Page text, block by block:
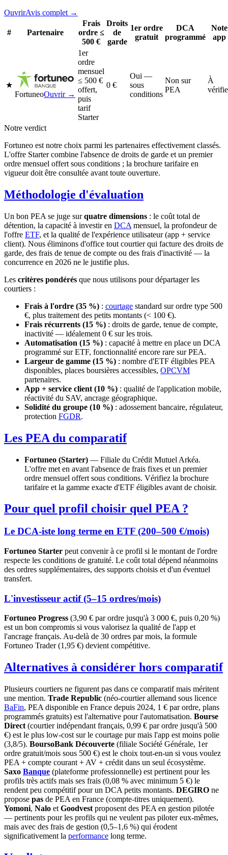
OuvrirAvis complet →
# Partenaire
Frais
ordre ≤
500 €
Droits
de
garde
1er ordre
gratuit
DCA
programmé
Note
app
★
FortuneoOuvrir →
1er
ordre
mensuel
≤ 500 €
offert,
puis
tarif
Starter
0 €
Oui —
sous
conditions
Non sur
PEA
À
Notre verdict
Fortuneo est notre choix parmi les partenaires effectivement classés.
L'offre Starter combine l'absence de droits de garde et un premier
ordre mensuel offert sous conditions ; la brochure tarifaire en
vigueur doit être consultée avant toute ouverture.
Méthodologie d'évaluation
Un bon PEA se juge surquatre dimensions : le coût total de
détention, la capacité à investir en DCA mensuel, la profondeur de
l'offre ETF, et la qualité de l'expérience utilisateur (app + service
client). Nous éliminons d'office tout courtier qui facture des droits de
garde, des frais de tenue de compte ou des frais d'inactivité — la
concurrence en 2026 ne le justifie plus.
Les critères pondérés que nous utilisons pour départager les
courtiers :
Frais à l'ordre (35 %) : courtage standard sur ordre type 500
€, plus traitement des petits montants (< 100 €).
Frais récurrents (15 %) : droits de garde, tenue de compte,
inactivité — idéalement 0 € sur les trois.
Automatisation (15 %) : capacité à mettre en place un DCA
programmé sur ETF, fonctionnalité encore rare sur PEA.
Largeur de gamme (15 %) : nombre d'ETF éligibles PEA
disponibles, places boursières accessibles, OPCVM
partenaires.
App + service client (10 %) : qualité de l'application mobile,
réactivité du SAV, ancrage géographique.
Solidité du groupe (10 %) : adossement bancaire, régulateur,
protection FGDR.
Les PEA du comparatif
Fortuneo (Starter) — Filiale du Crédit Mutuel Arkéa.
L'offre met en avant l'absence de frais fixes et un premier
ordre mensuel offert sous conditions. Vérifiez la brochure
tarifaire et la gamme exacte d'ETF éligibles avant de choisir.
Pour quel profil choisir quel PEA ?
Le DCA-iste long terme en ETF (200–500 €/mois)
Fortuneo Starter peut convenir à ce profil si le montant de l'ordre
respecte les conditions de gratuité. Le coût total dépend néanmoins
des ordres supplémentaires, des supports choisis et d'un éventuel
transfert.
L'investisseur actif (5–15 ordres/mois)
Fortuneo Progress (3,90 € par ordre jusqu'à 3 000 €, puis 0,20 %)
est un bon compromis si vous valorisez la qualité de l'app et
l'ancrage français. Au-delà de 30 ordres par mois, la formule
Fortuneo Trader (1,95 €) devient compétitive.
Alternatives à considérer hors comparatif
Plusieurs courtiers ne figurent pas dans ce comparatif mais méritent
une mention. Trade Republic (néo-courtier allemand sous licence
BaFin, PEA disponible en France depuis 2024, 1 € par ordre, plans
programmés gratuits) est l'alternative pour l'automatisation. Bourse
Direct (courtier indépendant français, 0,99 € par ordre jusqu'à 500
€) est le plus low-cost sur le courtage pur mais l'app est moins polie
(3,8/5). BoursoBank Découverte (filiale Société Générale, 1er
ordre gratuit/mois sous 500 €) est le choix tout-en-un si vous voulez
PEA + compte courant + AV + crédit dans un seul écosystème.
Saxo Banque (plateforme professionnelle) est pertinent pour les
profils très actifs mais ses frais (0,08 % avec minimum 5 €) le
rendent peu compétitif pour un DCA petits montants. DEGIRO ne
propose pas de PEA en France (compte-titres uniquement).
Yomoni, Nalo et Goodvest proposent des PEA en gestion pilotée
— pertinents pour les profils qui ne veulent pas piloter eux-mêmes,
mais avec des frais de gestion (0,5–1,6 %) qui érodent
significativement la performance long terme.